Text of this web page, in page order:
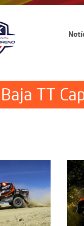
Baja TT